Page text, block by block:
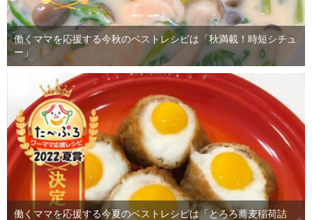
働くママを応援する今秋のベストレシピは「秋満載！時短シチュ
ー」
働くママを応援する今夏のベストレシピは「とろろ蕎麦稲荷詰